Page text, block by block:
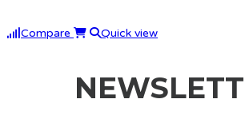
Compare Quick view